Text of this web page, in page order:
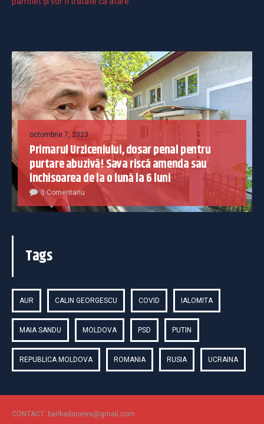
octombrie 7, 2023
Primarul Urziceniului, dosar penal pentru
purtare abuzivă! Sava riscă amenda sau
închisoarea de la o lună la 6 luni
0 Comentariu
Tags
AUR CALIN GEORGESCU COVID IALOMITA
MAIA SANDU MOLDOVA PSD PUTIN
REPUBLICA MOLDOVA ROMANIA RUSIA UCRAINA
CONTACT: barikadanews@gmail.com